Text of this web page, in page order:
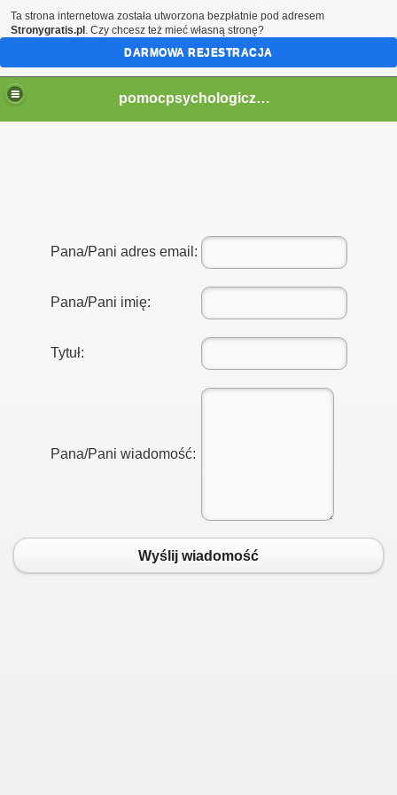
pomocpsychologiczna1
Pana/Pani adres email:
Pana/Pani imię:
Tytuł:
Pana/Pani wiadomość:
Wyślij wiadomość
Ta strona internetowa została utworzona bezpłatnie pod adresem
Stronygratis.pl . Czy chcesz też mieć własną stronę?
DARMOWA REJESTRACJA